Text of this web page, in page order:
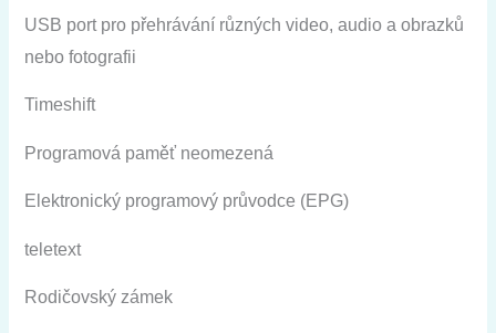
USB port pro přehrávání různých video,audio a obrazků
nebo fotografii
Timeshift
Programová paměť neomezená
Elektronický programový průvodce (EPG)
teletext
Rodičovský zámek